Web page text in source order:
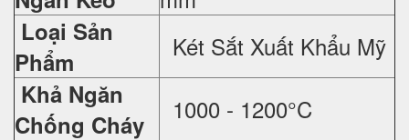
Loại Sản
Phẩm
Két Sắt Xuất Khẩu Mỹ
Khả Ngăn
Chống Cháy
1000 - 1200°C